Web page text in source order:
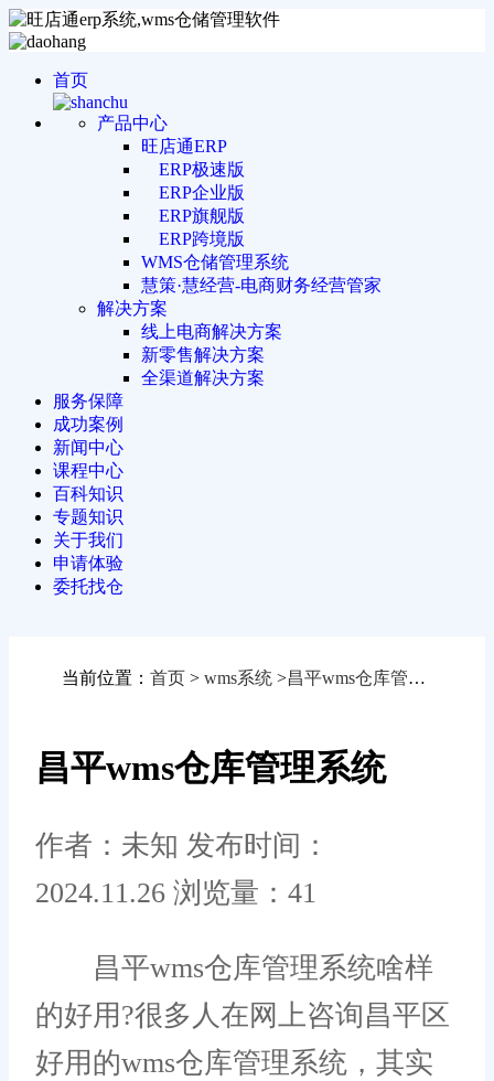
首页
产品中心
旺店通ERP
ERP极速版
ERP企业版
ERP旗舰版
ERP跨境版
WMS仓储管理系统
慧策·慧经营-电商财务经营管家
解决方案
线上电商解决方案
新零售解决方案
全渠道解决方案
服务保障
成功案例
新闻中心
课程中心
百科知识
专题知识
关于我们
申请体验
委托找仓
当前位置： 首页 > wms系统 >昌平wms仓库管理系统
昌平wms仓库管理系统
作者：未知 发布时间：
2024.11.26 浏览量：41
昌平wms仓库管理系统啥样
的好用?很多人在网上咨询昌平区
好用的wms仓库管理系统，其实